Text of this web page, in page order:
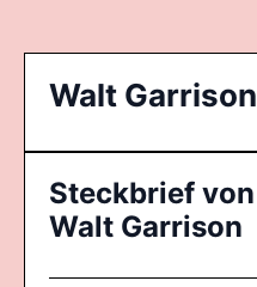
Walt Garrison
Steckbrief von
Walt Garrison